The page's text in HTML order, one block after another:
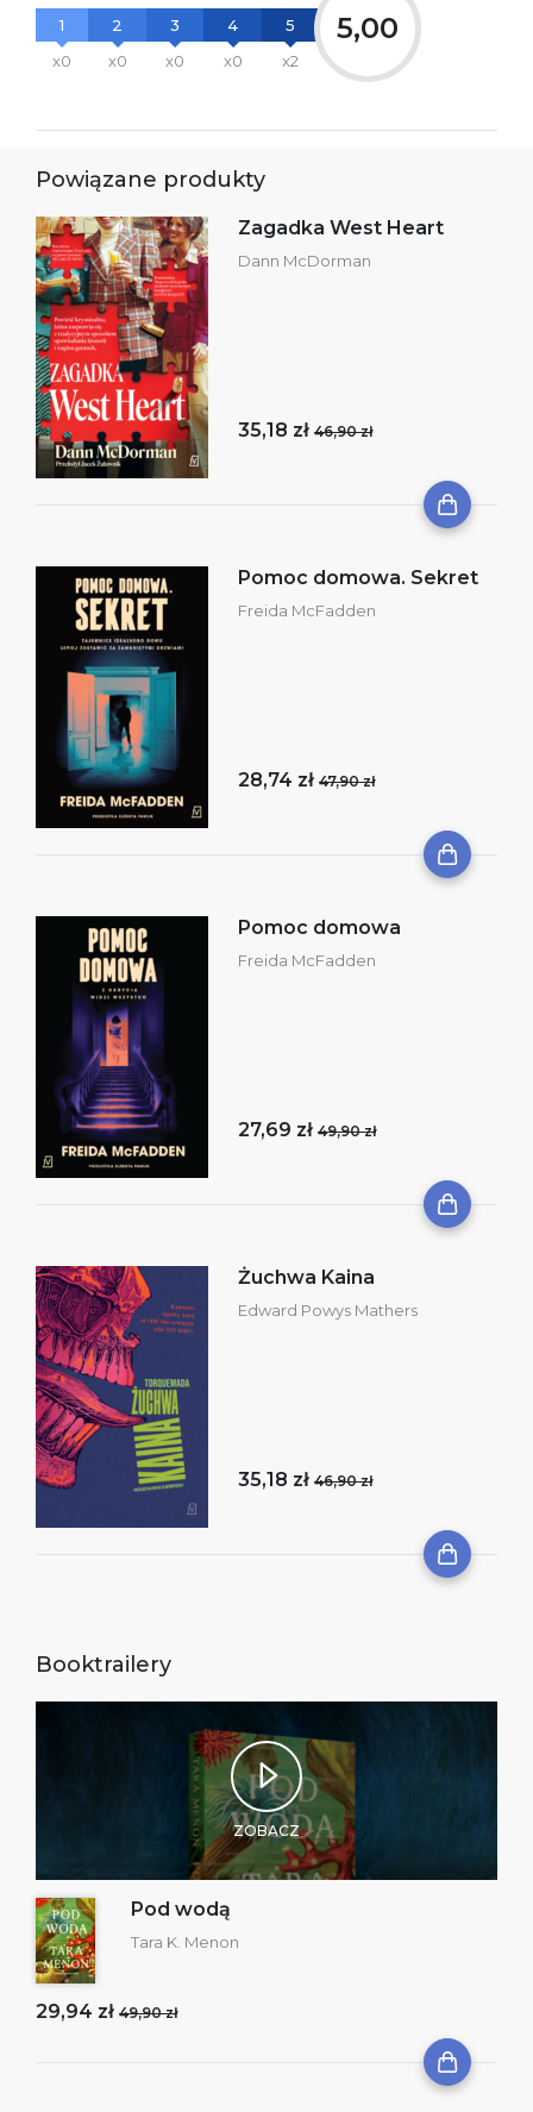
1
x0
2
x0
3
x0
4
x0
5
x2
5,00
Powiązane produkty
Zagadka West Heart
Dann McDorman
35,18 zł 46,90 zł
Pomoc domowa. Sekret
Freida McFadden
28,74 zł 47,90 zł
Pomoc domowa
Freida McFadden
27,69 zł 49,90 zł
Żuchwa Kaina
Edward Powys Mathers
35,18 zł 46,90 zł
Booktrailery
ZOBACZ
Pod wodą
Tara K. Menon
29,94 zł 49,90 zł